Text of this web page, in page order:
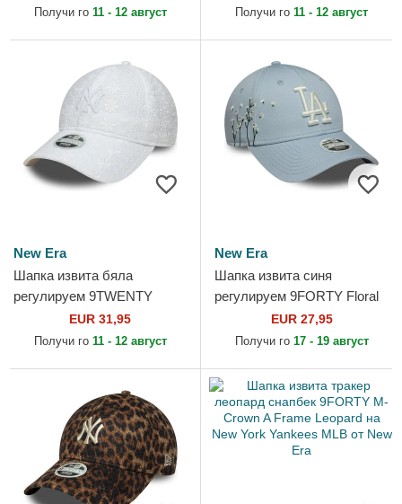
MLB от New Era
Получи го 11 - 12 август
New Era
Получи го 11 - 12 август
New Era
Шапка извита бяла
регулируем 9TWENTY
Broderie на New York
Yankees MLB от New Era
EUR 31,95
Получи го 11 - 12 август
New Era
Шапка извита синя
регулируем 9FORTY Floral
Icon на Los Angeles Dodgers
MLB от New Era
EUR 27,95
Получи го 17 - 19 август